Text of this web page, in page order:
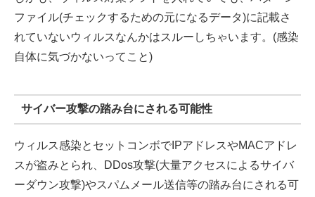
ファイル(チェックするための元になるデータ)に記載さ
れていないウィルスなんかはスルーしちゃいます。(感染
自体に気づかないってこと)
サイバー攻撃の踏み台にされる可能性
ウィルス感染とセットコンボでIPアドレスやMACアドレ
スが盗みとられ、DDos攻撃(大量アクセスによるサイバ
ーダウン攻撃)やスパムメール送信等の踏み台にされる可